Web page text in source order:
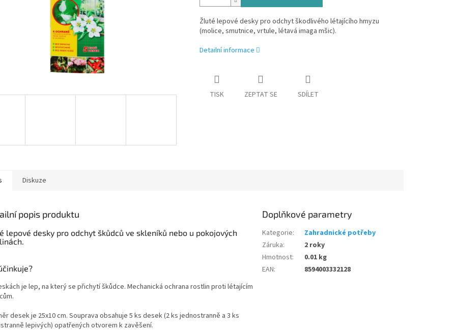
Žluté lepové desky pro odchyt škodlivého létajícího hmyzu
(molice, smutnice, vrtule, létavá imaga mšic).
Detailní informace
TISK ZEPTAT SE SDÍLET
Diskuze
popis produktu
lepové desky pro odchyt škůdců ve skleníků nebo u pokojových
je lep, na který se přichytí škůdce. Mechanická ochrana rostlin proti létajícím
desek je 25x10 cm. Souprava obsahuje 5 ks desek (2 ks jednostranně a 3 ks
lepivých) opatřených otvorem k zavěšení.
Doplňkové parametry
Kategorie:
Zahradnické potřeby
Záruka:
2 roky
Hmotnost:
0.01 kg
EAN: 8594003332128